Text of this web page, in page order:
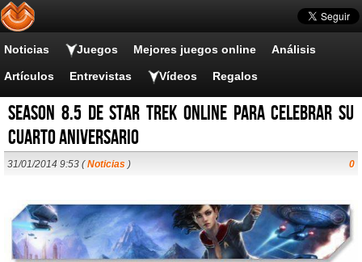
Noticias Juegos Mejores juegos online Análisis
Artículos Entrevistas Vídeos Regalos
Season 8.5 de Star Trek Online para celebrar su
cuarto aniversario
31/01/2014 9:53 (Noticias ) 0